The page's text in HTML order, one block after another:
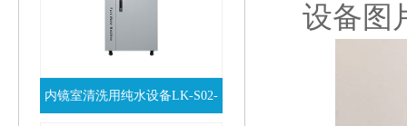
内镜室清洗用纯水设备LK-S02-
设备图